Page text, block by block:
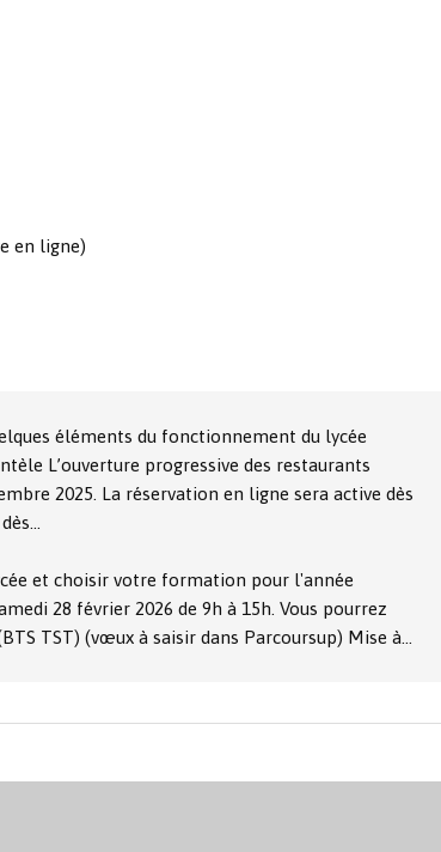
en ligne)
éléments du fonctionnement du lycée
L’ouverture progressive des restaurants
2025. La réservation en ligne sera active dès
et choisir votre formation pour l'année
28 février 2026 de 9h à 15h. Vous pourrez
TST) (vœux à saisir dans Parcoursup) Mise à…